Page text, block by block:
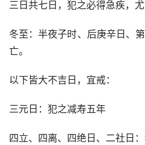
三日共七日，犯之必得急疾，尤
冬至：半夜子时、后庚辛日、
亡。
以下皆大不吉日，宜戒：
三元日：犯之减寿五年
四立、四离、四绝日、二社日